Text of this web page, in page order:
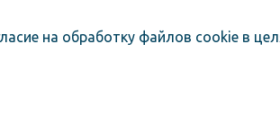
на обработку файлов cookie в